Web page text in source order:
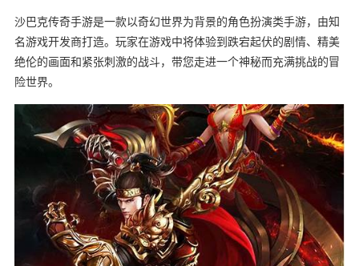
沙巴克传奇手游是一款以奇幻世界为背景的角色扮演类手游，由知
名游戏开发商打造。玩家在游戏中将体验到跌宕起伏的剧情、精美
绝伦的画面和紧张刺激的战斗，带您走进一个神秘而充满挑战的冒
险世界。